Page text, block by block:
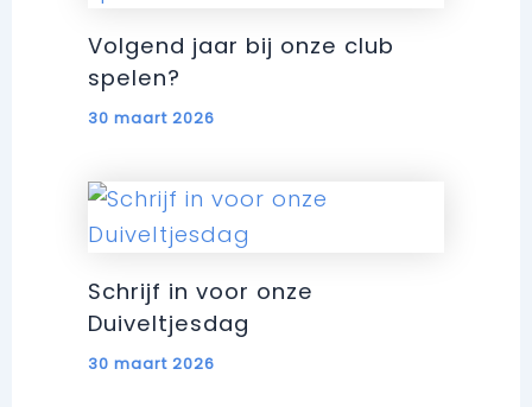
Volgend jaar bij onze club
spelen?
30 maart 2026
Schrijf in voor onze
Duiveltjesdag
30 maart 2026